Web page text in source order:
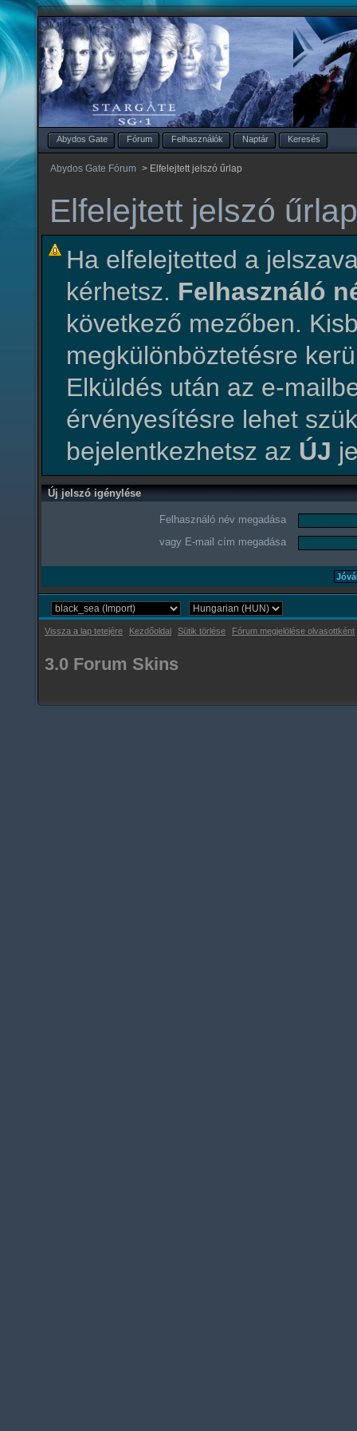
Abydos Gate Fórum Felhasználók Naptár Keresés
Abydos Gate Fórum > Elfelejtett jelszó űrlap
Elfelejtett jelszó űrlap
Ha elfelejtetted a
kérhetsz. Felhasználó
következő mezőben.
megkülönböztetésre
Elküldés után az e-
érvényesítésre lehet
bejelentkezhetsz az ÚJ
Új jelszó igénylése
Felhasználó név megadása
vagy E-mail cím megadása
Vissza a lap tetejére Kezdőoldal Sütik törlése Fórum megjelölése olvasottként
3.0 Forum Skins